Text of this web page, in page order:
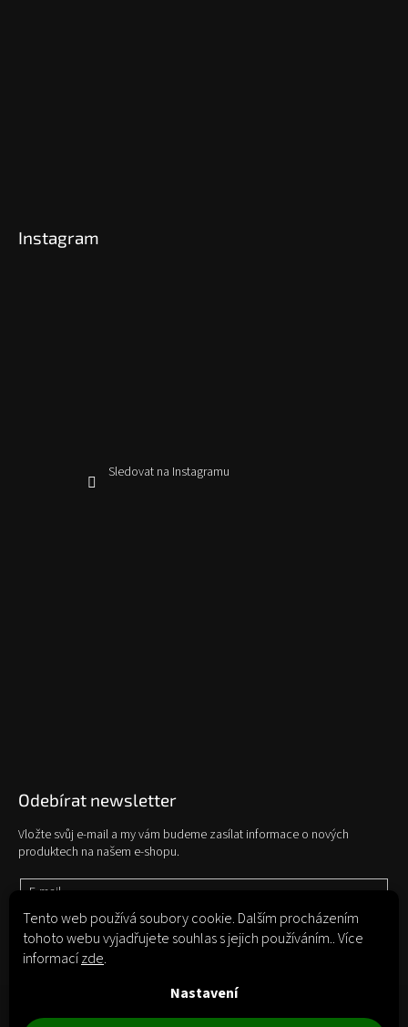
Tento web používá soubory cookie. Dalším procházením
tohoto webu vyjadřujete souhlas s jejich používáním.. Více
informacízde.
Nastavení
Instagram
Sledovat na Instagramu
Odebírat newsletter
Vložte svůj e-mail a my vám budeme zasílat informace o nových
produktech na našem e-shopu.
E-mail
Vložením e-mailu souhlasíte spodmínkami ochrany osobních údajů